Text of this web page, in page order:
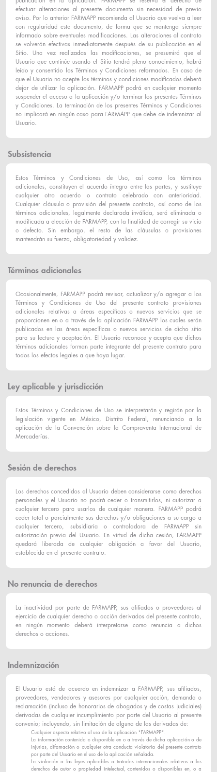
efectuar alteraciones al presente documento sin necesidad de previo
aviso. Por lo anterior FARMAPP recomienda al Usuario que vuelva a leer
con regularidad este documento, de forma que se mantenga siempre
informado sobre eventuales modificaciones. Las alteraciones al contrato
se volverán efectivas inmediatamente después de su publicación en el
Sitio. Una vez realizadas las modificaciones, se presumirá que el
Usuario que continúe usando el Sitio tendrá pleno conocimiento, habrá
leído y consentido los Términos y Condiciones reformados. En caso de
que el Usuario no acepte los términos y condiciones modificados deberá
dejar de utilizar la aplicación. FARMAPP podrá en cualquier momento
suspender el acceso a la aplicación y/o terminar los presentes Términos
y Condiciones. La terminación de los presentes Términos y Condiciones
no implicará en ningún caso para FARMAPP que debe de indemnizar al
Usuario.
Subsistencia
Estos Términos y Condiciones de Uso, así como los términos
adicionales, constituyen el acuerdo íntegro entre las partes, y sustituye
cualquier otro acuerdo o contrato celebrado con anterioridad.
Cualquier cláusula o provisión del presente contrato, así como de los
términos adicionales, legalmente declarada inválida, será eliminada o
modificada a elección de FARMAPP, con la finalidad de corregir su vicio
o defecto. Sin embargo, el resto de las cláusulas o provisiones
mantendrán su fuerza, obligatoriedad y validez.
Términos adicionales
Ocasionalmente, FARMAPP podrá revisar, actualizar y/o agregar a los
Términos y Condiciones de Uso del presente contrato provisiones
adicionales relativas a áreas específicas o nuevos servicios que se
proporcionen en o a través de la aplicación FARMAPP los cuales serán
publicados en las áreas específicas o nuevos servicios de dicho sitio
para su lectura y aceptación. El Usuario reconoce y acepta que dichos
términos adicionales forman parte integrante del presente contrato para
todos los efectos legales a que haya lugar.
Ley aplicable y jurisdicción
Estos Términos y Condiciones de Uso se interpretarán y regirán por la
legislación vigente en México, Distrito Federal, renunciando a la
aplicación de la Convención sobre la Compraventa Internacional de
Mercaderías.
Sesión de derechos
Los derechos concedidos al Usuario deben considerarse como derechos
personales y el Usuario no podrá ceder o transmitirlos, ni autorizar a
cualquier tercero para usarlos de cualquier manera. FARMAPP podrá
ceder total o parcialmente sus derechos y/o obligaciones a su cargo a
cualquier tercero, subsidiaria o controladora de FARMAPP sin
autorización previa del Usuario. En virtud de dicha cesión, FARMAPP
quedará liberada de cualquier obligación a favor del Usuario,
establecida en el presente contrato.
No renuncia de derechos
La inactividad por parte de FARMAPP, sus afiliados o proveedores al
ejercicio de cualquier derecho o acción derivados del presente contrato,
en ningún momento deberá interpretarse como renuncia a dichos
derechos o acciones.
Indemnización
El Usuario está de acuerdo en indemnizar a FARMAPP, sus afiliados,
proveedores, vendedores y asesores por cualquier acción, demanda o
reclamación (incluso de honorarios de abogados y de costas judiciales)
derivadas de cualquier incumplimiento por parte del Usuario al presente
convenio; incluyendo, sin limitación de alguna de las derivadas de:
Cualquier aspecto relativo al uso de la aplicación *FARMAPP*.
La información contenida o disponible en o a través de dicha aplicación o de
injurias, difamación o cualquier otra conducta violatoria del presente contrato
por parte del Usuario en el uso de la aplicación señalada.
La violación a las leyes aplicables o tratados internacionales relativos a los
derechos de autor o propiedad intelectual, contenidos o disponibles en, o a